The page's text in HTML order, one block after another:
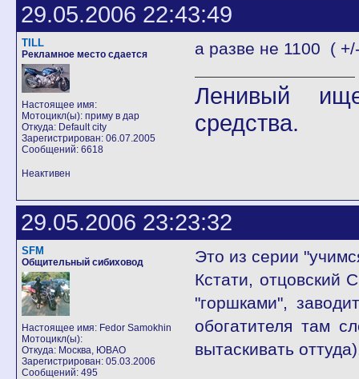
29.05.2006 22:43:49
TILL
Рекламное место сдается
Настоящее имя:
Мотоцикл(ы): приму в дар
Откуда: Default city
Зарегистрирован: 06.07.2005
Сообщений: 6618
а разве не 1100 (
Ленивый
средства.
Неактивен
29.05.2006 23:23:32
SFM
Общительный сибиховод
Настоящее имя: Fedor Samokhin
Мотоцикл(ы):
Откуда: Москва, ЮВАО
Зарегистрирован: 05.03.2006
Сообщений: 495
Это из серии
Кстати, отцовский
"горшками",
обогатителя там
вытаскивать